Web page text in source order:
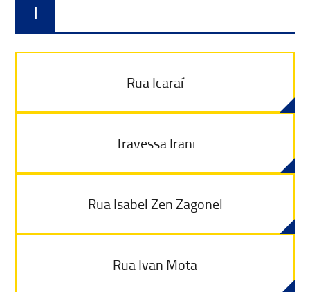
I
Rua Icaraí
Travessa Irani
Rua Isabel Zen Zagonel
Rua Ivan Mota